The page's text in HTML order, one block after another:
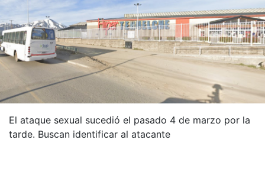
El ataque sexual sucedió el pasado 4 de marzo por la
tarde. Buscan identificar al atacante